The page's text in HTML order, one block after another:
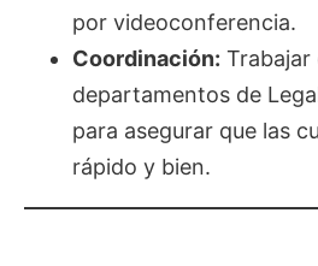
por videoconferencia.
Coordinación: Trabajar
departamentos de
para asegurar que las
rápido y bien.